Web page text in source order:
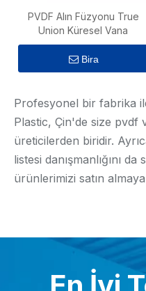
PVDF Alın Füzyonu True
Union Küresel Vana
Bira
Profesyonel bir fabrika
Plastic, Çin'de size pvdf
üreticilerden biridir.
listesi danışmanlığını
ürünlerimizi satın